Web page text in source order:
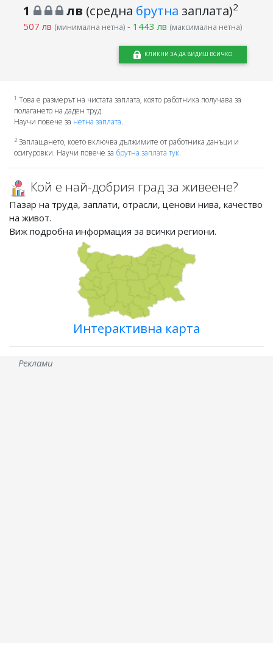
1 лв (средна брутна заплата)2
507 лв (минимална нетна)- 1443 лв (максимална нетна)
КЛИКНИ ЗА ДА ВИДИШ ВСИЧКО
1 Това е размерът на чистата заплата, която работника получава за
полагането на даден труд.
Научи повече за нетна заплата.
2Заплащането, което включва дължимите от работника данъци и
осигуровки. Научи повече за брутна заплата тук.
Кой е най-добрия град за живеене?
Пазар на труда, заплати, отрасли, ценови нива, качество
на живот.
Виж подробна информация за всички региони.
Интерактивна карта
Реклами